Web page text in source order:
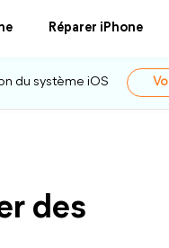
Réparer iPhone
du système iOS
des